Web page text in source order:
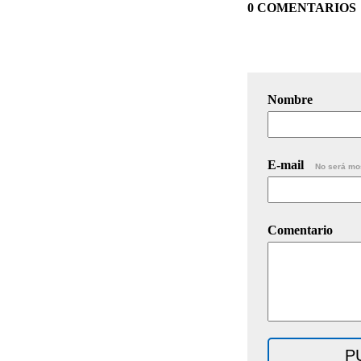
0 COMENTARIOS
Nombre
E-mail No será
Comentario